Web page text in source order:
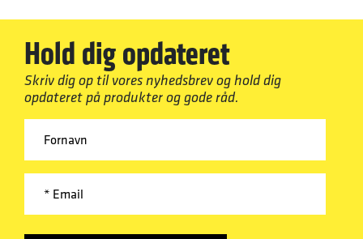
Hold dig opdateret
Skriv dig op til vores nyhedsbrev og hold dig
opdateret på produkter og gode råd.